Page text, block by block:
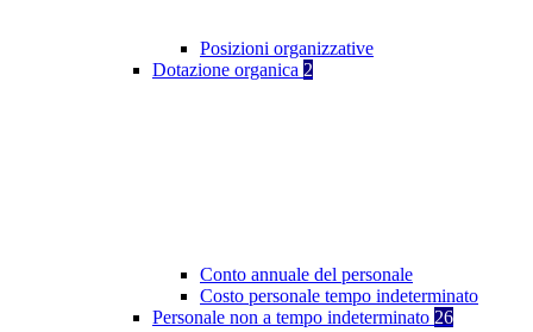
Posizioni organizzative
Dotazione organica 2
Conto annuale del personale
Costo personale tempo indeterminato
Personale non a tempo indeterminato 26